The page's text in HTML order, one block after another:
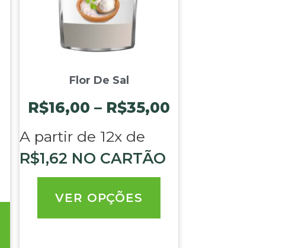
Flor De Sal
R$16,00 – R$35,00
A partir de 12x de
R$1,62 NO CARTÃO
VER OPÇÕES